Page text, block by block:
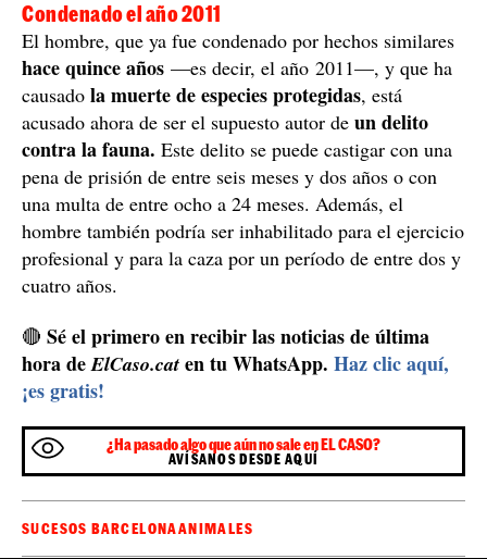
Condenado el año 2011
El hombre, que ya fue condenado por hechos similares
hace quince años —es decir, el año 2011—, y que ha
causado la muerte de especies protegidas, está
acusado ahora de ser el supuesto autor de un delito
contra la fauna. Este delito se puede castigar con una
pena de prisión de entre seis meses y dos años o con
una multa de entre ocho a 24 meses. Además, el
hombre también podría ser inhabilitado para el ejercicio
profesional y para la caza por un período de entre dos y
cuatro años.
🔴 Sé el primero en recibir las noticias de última
hora deElCaso.cat en tu WhatsApp. Haz clic aquí,
¡es gratis!
¿Ha pasado algo que aún no sale en EL CASO?
AVÍSANOS DESDE AQUÍ
SUCESOS BARCELONAANIMALES